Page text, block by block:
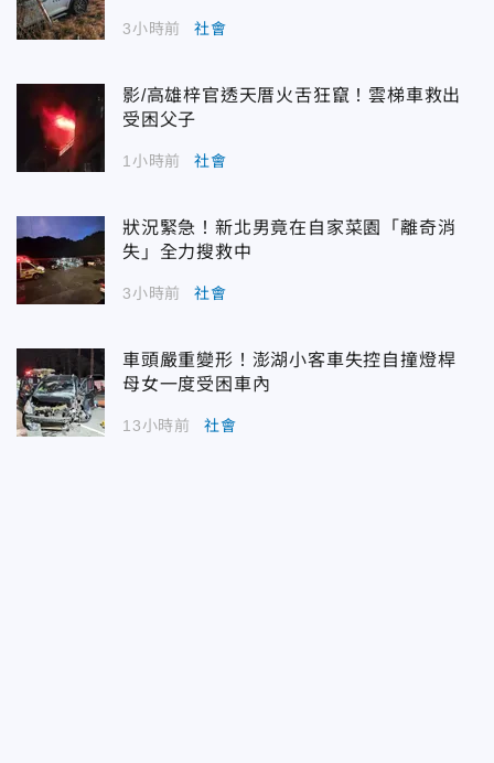
3小時前 社會
影/高雄梓官透天厝火舌狂竄！雲梯車救出
受困父子
1小時前 社會
狀況緊急！新北男竟在自家菜園「離奇消
失」全力搜救中
3小時前 社會
車頭嚴重變形！澎湖小客車失控自撞燈桿
母女一度受困車內
13小時前 社會